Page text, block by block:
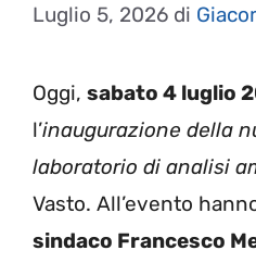
Luglio 5, 2026 di
Oggi, sabato 4 luglio
l’inaugurazione della
laboratorio di analisi
Vasto. All’evento
sindaco Francesco